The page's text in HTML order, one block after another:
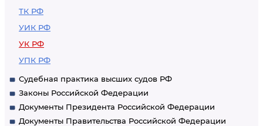
ТК РФ
УИК РФ
УК РФ
УПК РФ
Судебная практика высших судов РФ
Законы Российской Федерации
Документы Президента Российской Федерации
Документы Правительства Российской Федерации